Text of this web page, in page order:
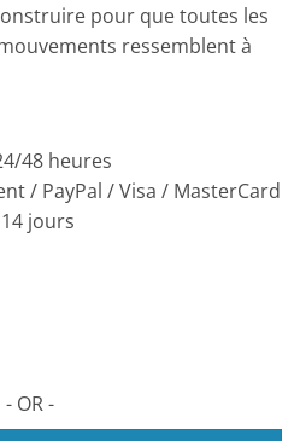
pour que toutes les
ressemblent à
48 heures
/ PayPal / Visa / MasterCard
jours
- OR -